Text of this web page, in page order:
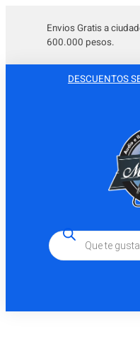
Envios Gratis a
600.000 pesos.
DESCUENTOS
Búsqueda
de
productos